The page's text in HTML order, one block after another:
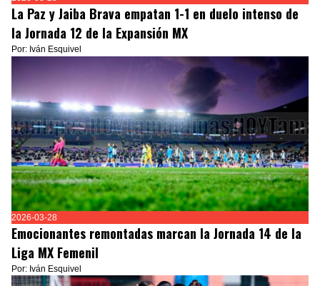
La Paz y Jaiba Brava empatan 1-1 en duelo intenso de
la Jornada 12 de la Expansión MX
Por: Iván Esquivel
2026-03-28
Emocionantes remontadas marcan la Jornada 14 de la
Liga MX Femenil
Por: Iván Esquivel